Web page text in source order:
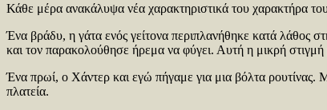
Κάθε μέρα ανακάλυψα νέα χαρακτηριστικά του χαρακτήρα
Ένα βράδυ, η γάτα ενός γείτονα περιπλανήθηκε κατά λάθος
και τον παρακολούθησε ήρεμα να φύγει. Αυτή η μικρή στιγμή
Ένα πρωί, ο Χάντερ και εγώ πήγαμε για μια βόλτα ρουτίνας.
πλατεία.